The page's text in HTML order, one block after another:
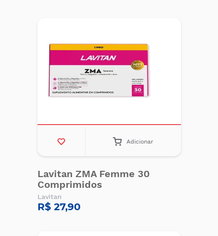
Adicionar
Lavitan ZMA Femme 30
Comprimidos
Lavitan
R$ 27,90